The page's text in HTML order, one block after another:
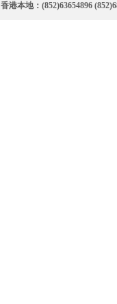
香港本地：(852)63654896